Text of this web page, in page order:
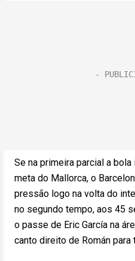
Se na primeira parcial a
meta do Mallorca, o
pressão logo na volta do
no segundo tempo, aos 45
o passe de Eric García na
canto direito de Román para